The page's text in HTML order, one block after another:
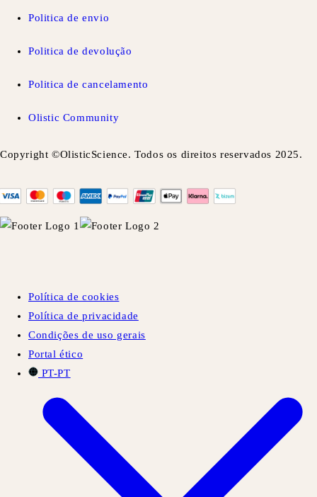
Politica de envio
Politica de devolução
Politica de cancelamento
Olistic Community
Copyright ©OlisticScience. Todos os direitos reservados 2025.
Política de cookies
Política de privacidade
Condições de uso gerais
Portal ético
PT-PT